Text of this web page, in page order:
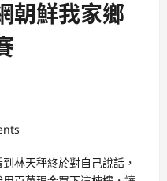
朝鮮我家鄉
林天秤終於對自己說話，